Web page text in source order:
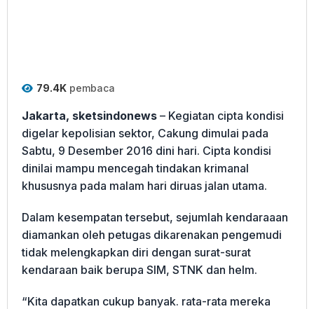
79.4K pembaca
Jakarta, sketsindonews – Kegiatan cipta kondisi
digelar kepolisian sektor, Cakung dimulai pada
Sabtu, 9 Desember 2016 dini hari. Cipta kondisi
dinilai mampu mencegah tindakan krimanal
khususnya pada malam hari diruas jalan utama.
Dalam kesempatan tersebut, sejumlah kendaraaan
diamankan oleh petugas dikarenakan pengemudi
tidak melengkapkan diri dengan surat-surat
kendaraan baik berupa SIM, STNK dan helm.
“Kita dapatkan cukup banyak. rata-rata mereka